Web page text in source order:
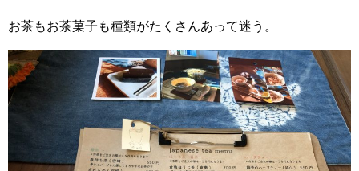
お茶もお茶菓子も種類がたくさんあって迷う。